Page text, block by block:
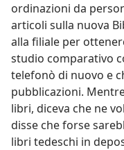
ordinazioni da
articoli sulla nuova
alla filiale per
studio comparativo
telefonò di nuovo e
pubblicazioni.
libri, diceva che ne
disse che forse
libri tedeschi in